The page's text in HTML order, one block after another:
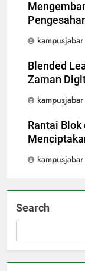
kampusjabar
Blended
Zaman
kampusjabar
Rantai
kampusjabar
Search